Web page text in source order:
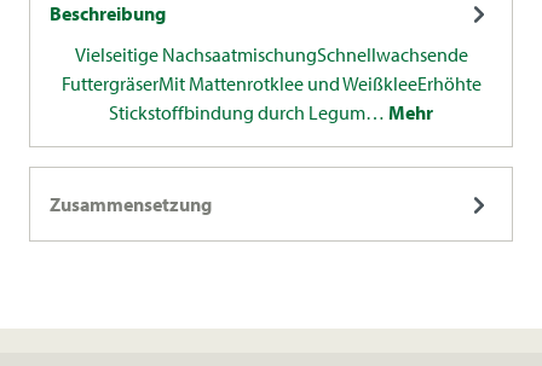
Beschreibung
Vielseitige NachsaatmischungSchnellwachsende
FuttergräserMit Mattenrotklee und WeißkleeErhöhte
Stickstoffbindung durch Legum… Mehr
Zusammensetzung